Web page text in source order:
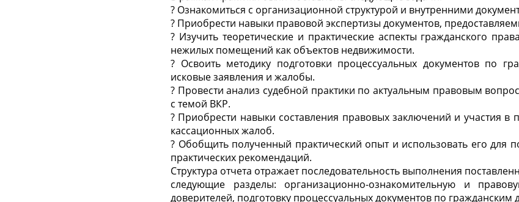
? Ознакомиться с организационной структурой и внутренними
? Приобрести навыки правовой экспертизы документов,
? Изучить теоретические и практические аспекты гражданского
нежилых помещений как объектов недвижимости.
? Освоить методику подготовки процессуальных документов по
исковые заявления и жалобы.
? Провести анализ судебной практики по актуальным правовым
с темой ВКР.
? Приобрести навыки составления правовых заключений и участия в
кассационных жалоб.
? Обобщить полученный практический опыт и использовать его для
практических рекомендаций.
Структура отчета отражает последовательность выполнения
следующие разделы: организационно-ознакомительную и
доверителей, подготовку процессуальных документов по гражданским